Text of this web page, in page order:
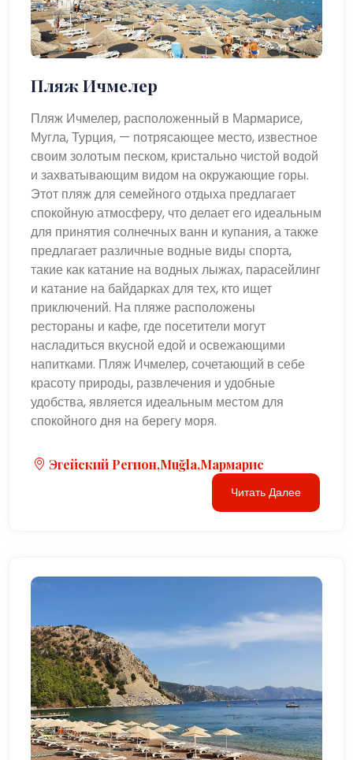
Пляж Ичмелер
Пляж Ичмелер, расположенный в Мармарисе,
Мугла, Турция, — потрясающее место, известное
своим золотым песком, кристально чистой водой
и захватывающим видом на окружающие горы.
Этот пляж для семейного отдыха предлагает
спокойную атмосферу, что делает его идеальным
для принятия солнечных ванн и купания, а также
предлагает различные водные виды спорта,
такие как катание на водных лыжах, парасейлинг
и катание на байдарках для тех, кто ищет
приключений. На пляже расположены
рестораны и кафе, где посетители могут
насладиться вкусной едой и освежающими
напитками. Пляж Ичмелер, сочетающий в себе
красоту природы, развлечения и удобные
удобства, является идеальным местом для
спокойного дня на берегу моря.
Эгейский Регион,Muğla,Мармарис
Читать Далее